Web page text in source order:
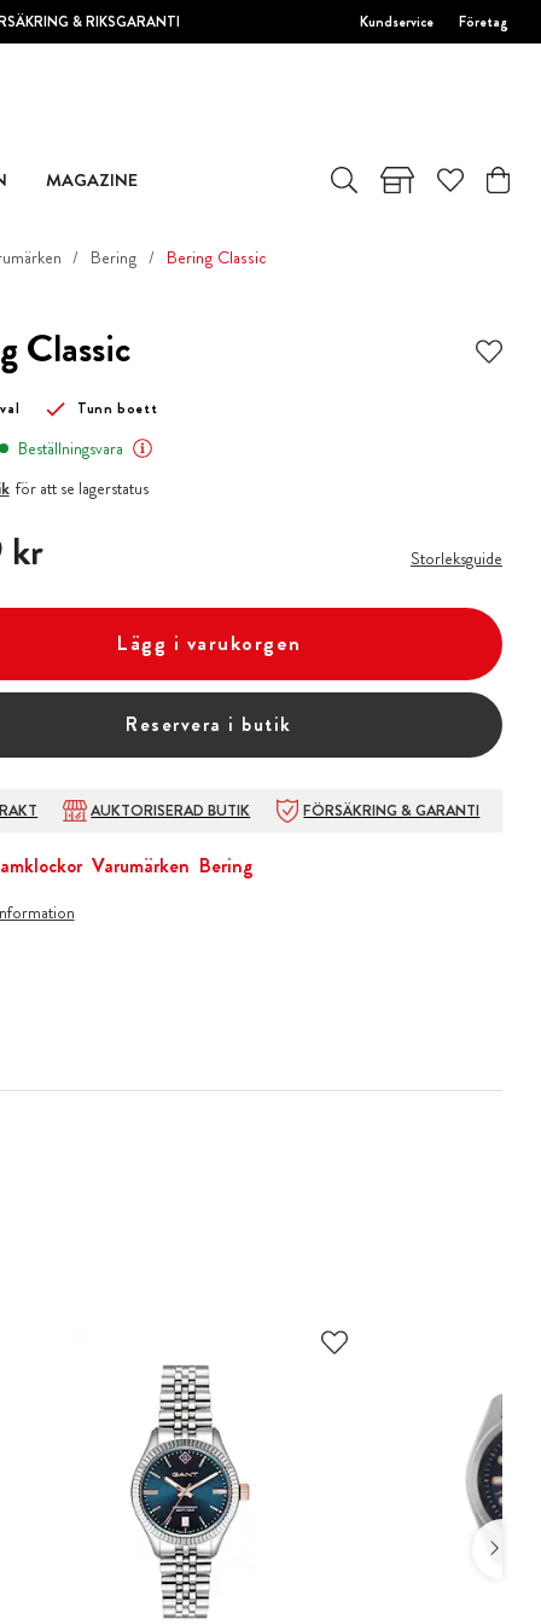
& RIKSGARANTI Kundservice Företag
MAGAZINE
Bering Bering Classic
Classic
Tunn boett
Beställningsvara
för att se lagerstatus
kr Storleksguide
Lägg i varukorgen
Reservera i butik
AUKTORISERAD BUTIK FÖRSÄKRING & GARANTI
Varumärken Bering